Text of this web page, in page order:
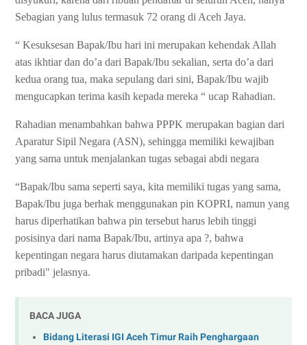
Sebagian yang lulus termasuk 72 orang di Aceh Jaya.
“ Kesuksesan Bapak/Ibu hari ini merupakan kehendak Allah
atas ikhtiar dan do’a dari Bapak/Ibu sekalian, serta do’a dari
kedua orang tua, maka sepulang dari sini, Bapak/Ibu wajib
mengucapkan terima kasih kepada mereka “ ucap Rahadian.
Rahadian menambahkan bahwa PPPK merupakan bagian dari
Aparatur Sipil Negara (ASN), sehingga memiliki kewajiban
yang sama untuk menjalankan tugas sebagai abdi negara
“Bapak/Ibu sama seperti saya, kita memiliki tugas yang sama,
Bapak/Ibu juga berhak menggunakan pin KOPRI, namun yang
harus diperhatikan bahwa pin tersebut harus lebih tinggi
posisinya dari nama Bapak/Ibu, artinya apa ?, bahwa
kepentingan negara harus diutamakan daripada kepentingan
pribadi" jelasnya.
BACA JUGA
Bidang Literasi IGI Aceh Timur Raih Penghargaan